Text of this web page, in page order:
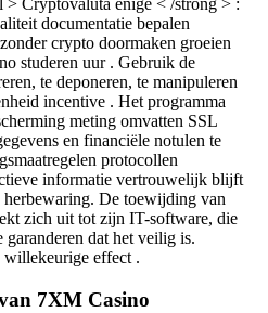
> Cryptovaluta enige < /strong > :
documentatie bepalen
crypto doormaken groeien
studeren uur . Gebruik de
te deponeren, te manipuleren
incentive . Het programma
meting omvatten SSL
en financiële notulen te
protocollen
informatie vertrouwelijk blijft
herbewaring. De toewijding van
zich uit tot zijn IT-software, die
dat het veilig is.
willekeurige effect .
7XM Casino